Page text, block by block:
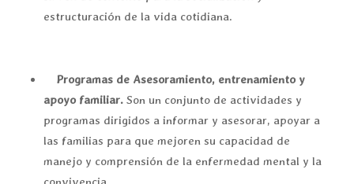
estructuración de la vida cotidiana.
Programas de Asesoramiento, entrenamiento y
apoyo familiar. Son un conjunto de actividades y
programas dirigidos a informar y asesorar, apoyar a
las familias para que mejoren su capacidad de
manejo y comprensión de la enfermedad mental y la